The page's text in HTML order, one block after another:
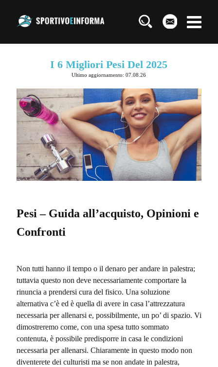
I 6 Migliori Pesi Del 2025
Ultimo aggiornamento: 07.08.26
Pesi – Guida all’acquisto, Opinioni e
Confronti
Non tutti hanno il tempo o il denaro per andare in palestra;
tuttavia questo non deve necessariamente comportare la
rinuncia a prendersi cura del fisico. Una soluzione
alternativa c’è ed è quella di avere in casa l’attrezzatura
necessaria per allenarsi e, possibilmente, un po’ di spazio. Vi
dimostreremo come, con una spesa tutto sommato
contenuta, è possibile predisporre in casa le condizioni
necessaria per allenarsi. Chiaramente in questo modo non
diventerete dei culturisti ma se non andate in palestra,